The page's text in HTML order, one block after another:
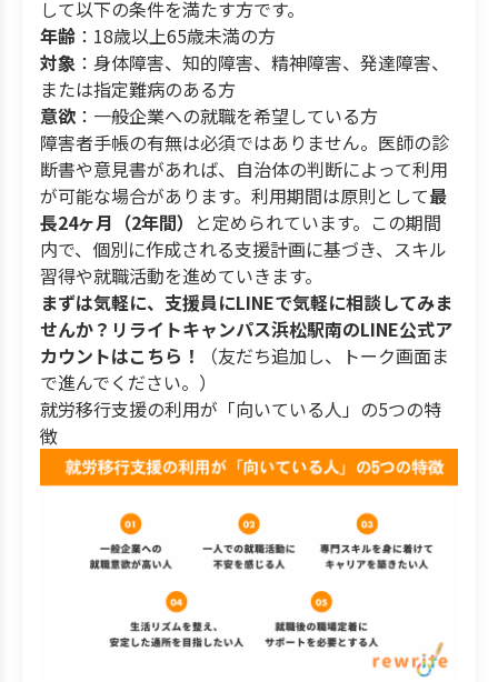
して以下の条件を満たす方です。
年齢 ：18歳以上65歳未満の方
対象 ：身体障害、知的障害、精神障害、発達障害、
または指定難病のある方
意欲 ：一般企業への就職を希望している方
障害者手帳の有無は必須ではありません。医師の診
断書や意見書があれば、自治体の判断によって利用
が可能な場合があります。利用期間は原則として最
長24ヶ月（2年間） と定められています。この期間
内で、個別に作成される支援計画に基づき、スキル
習得や就職活動を進めていきます。
まずは気軽に、支援員にLINEで気軽に相談してみま
せんか？リライトキャンパス浜松駅南のLINE公式ア
カウントはこちら！
（友だち追加し、トーク画面ま
で進んでください。）
就労移行支援の利用が「向いている人」の5つの特
徴